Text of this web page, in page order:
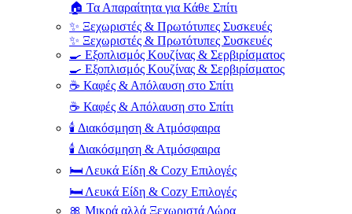
🏠 Τα Απαραίτητα για Κάθε Σπίτι
✨ Ξεχωριστές & Πρωτότυπες Συσκευές
✨ Ξεχωριστές & Πρωτότυπες Συσκευές
🍳 Εξοπλισμός Κουζίνας & Σερβιρίσματος
🍳 Εξοπλισμός Κουζίνας & Σερβιρίσματος
☕ Καφές & Απόλαυση στο Σπίτι
☕ Καφές & Απόλαυση στο Σπίτι
🕯️ Διακόσμηση & Ατμόσφαιρα
🕯️ Διακόσμηση & Ατμόσφαιρα
🛏️ Λευκά Είδη & Cozy Επιλογές
🛏️ Λευκά Είδη & Cozy Επιλογές
🎀 Μικρά αλλά Ξεχωριστά Δώρα